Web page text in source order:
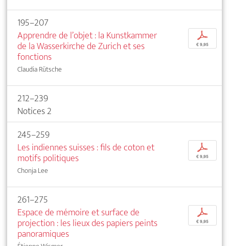
195–207
Apprendre de l’objet : la Kunstkammer
de la Wasserkirche de Zurich et ses
fonctions
Claudia Rütsche
p
€ 9,95
212–239
Notices 2
245–259
Les indiennes suisses : fils de coton et
motifs politiques
Chonja Lee
p
€ 9,95
261–275
Espace de mémoire et surface de
projection : les lieux des papiers peints
panoramiques
p
€ 9,95